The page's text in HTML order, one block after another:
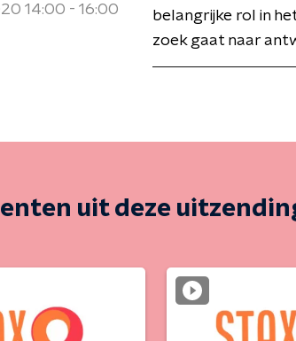
14:00 - 16:00
belangrijke rol in
zoek gaat naar
uit deze